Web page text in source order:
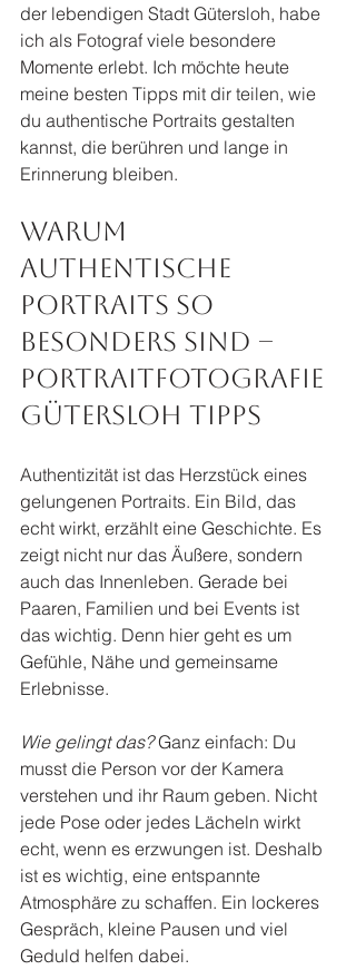
der lebendigen Stadt Gütersloh, habe
ich als Fotograf viele besondere
Momente erlebt. Ich möchte heute
meine besten Tipps mit dir teilen, wie
du authentische Portraits gestalten
kannst, die berühren und lange in
Erinnerung bleiben.
Warum
authentische
Portraits so
besonders sind –
Portraitfotografie
Gütersloh Tipps
Authentizität ist das Herzstück eines
gelungenen Portraits. Ein Bild, das
echt wirkt, erzählt eine Geschichte. Es
zeigt nicht nur das Äußere, sondern
auch das Innenleben. Gerade bei
Paaren, Familien und bei Events ist
das wichtig. Denn hier geht es um
Gefühle, Nähe und gemeinsame
Erlebnisse.
Wie gelingt das? Ganz einfach: Du
musst die Person vor der Kamera
verstehen und ihr Raum geben. Nicht
jede Pose oder jedes Lächeln wirkt
echt, wenn es erzwungen ist. Deshalb
ist es wichtig, eine entspannte
Atmosphäre zu schaffen. Ein lockeres
Gespräch, kleine Pausen und viel
Geduld helfen dabei.